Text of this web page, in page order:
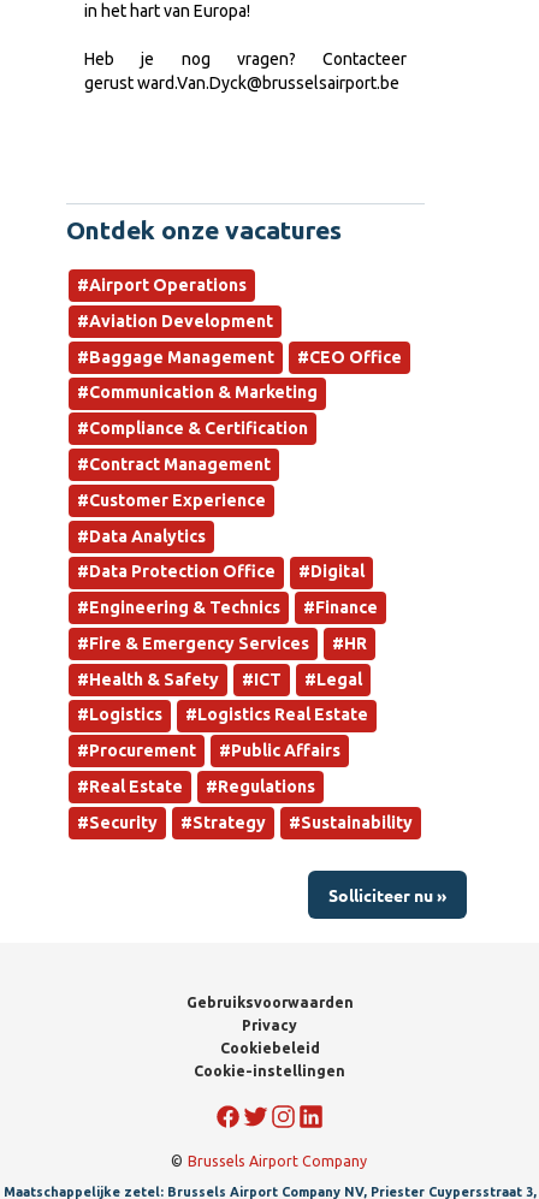
in het hart van Europa!
Heb je nog vragen? Contacteer
gerust ward.Van.Dyck@brusselsairport.be
Ontdek onze vacatures
#Airport Operations
#Aviation Development
#Baggage Management
#CEO Office
#Communication & Marketing
#Compliance & Certification
#Contract Management
#Customer Experience
#Data Analytics
#Data Protection Office
#Digital
#Engineering & Technics
#Finance
#Fire & Emergency Services
#HR
#Health & Safety
#ICT
#Legal
#Logistics
#Logistics Real Estate
#Procurement
#Public Affairs
#Real Estate
#Regulations
#Security
#Strategy #Sustainability
Solliciteer nu »
Gebruiksvoorwaarden
Privacy
Cookiebeleid
Cookie-instellingen
© Brussels Airport Company
Maatschappelijke zetel: Brussels Airport Company NV, Priester Cuypersstraat 3,